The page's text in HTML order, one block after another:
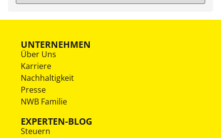
UNTERNEHMEN
Über Uns
Karriere
Nachhaltigkeit
Presse
NWB Familie
EXPERTEN-BLOG
Steuern